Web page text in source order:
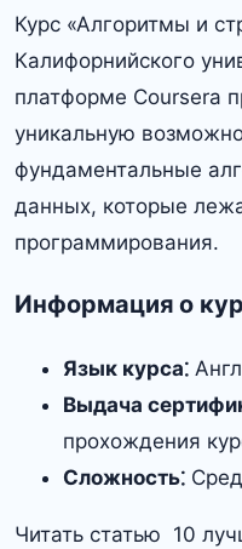
Курс «Алгоритмы и
Калифорнийского
платформе Coursera
уникальную
фундаментальные
данных, которые
программирования.
Информация о
Язык курса⁚
Выдача
прохождения
Сложность⁚
Читать статью 10